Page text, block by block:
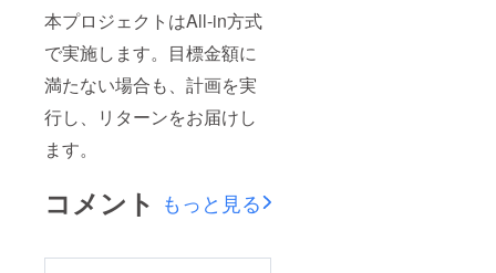
本プロジェクトはAll-in方式
で実施します。目標金額に
満たない場合も、計画を実
行し、リターンをお届けし
ます。
コメント もっと見る